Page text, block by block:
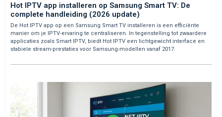
Hot IPTV app installeren op Samsung Smart TV: De
complete handleiding (2026 update)
De Hot IPTV app op een Samsung Smart TV installeren is een efficiënte
manier om je IPTV-ervaring te centraliseren. In tegenstelling tot zwaardere
applicaties zoals Smart IPTV, biedt Hot IPTV een lichtgewicht interface en
stabiele stream-prestaties voor Samsung-modellen vanaf 2017.